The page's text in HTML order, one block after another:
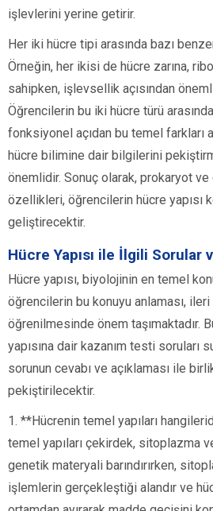
işlevlerini yerine getirir.
Her iki hücre tipi arasında bazı
Örneğin, her ikisi de hücre zarına,
sahipken, işlevsellik açısından
Öğrencilerin bu iki hücre türü
fonksiyonel açıdan bu temel farkları
hücre bilimine dair bilgilerini
önemlidir. Sonuç olarak, prokaryot
özellikleri, öğrencilerin hücre yapısı
geliştirecektir.
Hücre Yapısı ile İlgili Sorular
Hücre yapısı, biyolojinin en temel
öğrencilerin bu konuyu anlaması,
öğrenilmesinde önem taşımaktadır.
yapısına dair kazanım testi soruları
sorunun cevabı ve açıklaması ile
pekiştirilecektir.
1. **Hücrenin temel yapıları
temel yapıları çekirdek, sitoplazma
genetik materyali barındırırken,
işlemlerin gerçekleştiği alandır ve